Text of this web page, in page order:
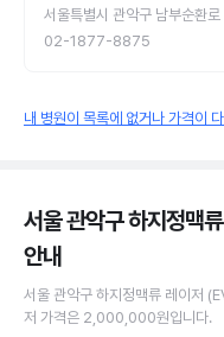
서울특별시 관악구 남부순환로
02-1877-8875
내 병원이 목록에 없거나 가격이
서울 관악구 하지정맥
안내
서울 관악구 하지정맥류 레이저
저 가격은 2,000,000원입니다.